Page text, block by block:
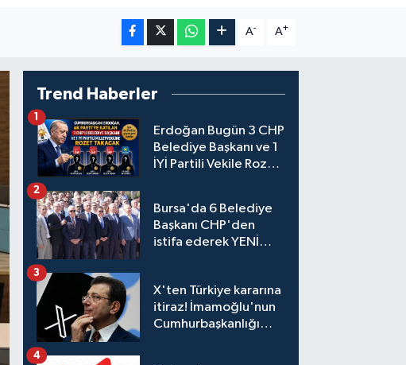
A- A+
Trend Haberler
Erdoğan Bugün 3 CHP
Belediye Başkanı ve 1
İYİ Partili Vekile Rozet
1
Bursa'da 6 Belediye
Başkanı CHP'den
istifa ederek YENİ
2
X'ten Türkiye kararına
itiraz! İmamoğlu'nun
Cumhurbaşkanlığı
3
4